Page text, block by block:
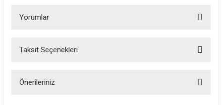
Yorumlar
Taksit Seçenekleri
Önerileriniz